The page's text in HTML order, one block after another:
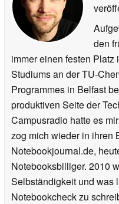
den
immer einen festen
Studiums an der TU-
Programmes in Belfast
produktiven Seite der
Campusradio hatte es
zog mich wieder in ihren
Notebookjournal.de,
Notebooksbilliger. 2010
Selbständigkeit und was
Notebookcheck zu